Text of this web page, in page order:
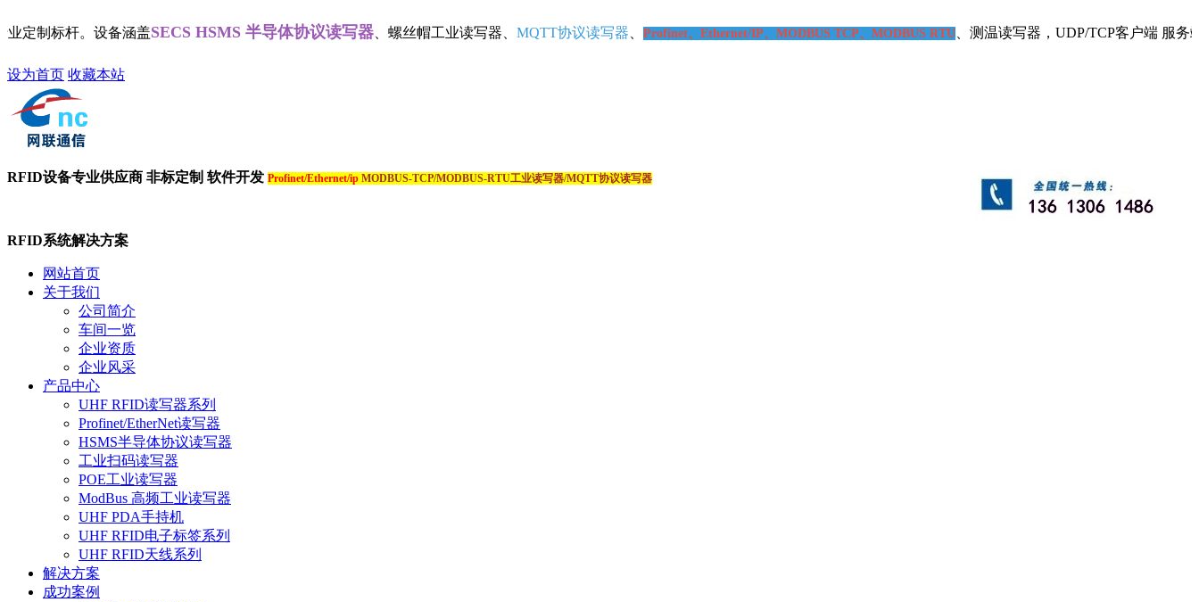
制标杆。设备涵盖SECS HSMS 半导体协议读写器、螺丝帽工业读写器、MQTT协议读写器、Profinet、Ethernet/IP、MODBUS TCP、MODBUS RTU、测温读写器，UDP/TCP客户端 服务端读
设为首页 收藏本站
RFID设备专业供应商 非标定制 软件开发 Profinet/Ethernet/ip MODBUS-TCP/MODBUS-RTU工业读写器/MQTT协议读写器
RFID系统解决方案
网站首页
关于我们
公司简介
车间一览
企业资质
企业风采
产品中心
UHF RFID读写器系列
Profinet/EtherNet读写器
HSMS半导体协议读写器
工业扫码读写器
POE工业读写器
ModBus 高频工业读写器
UHF PDA手持机
UHF RFID电子标签系列
UHF RFID天线系列
解决方案
成功案例